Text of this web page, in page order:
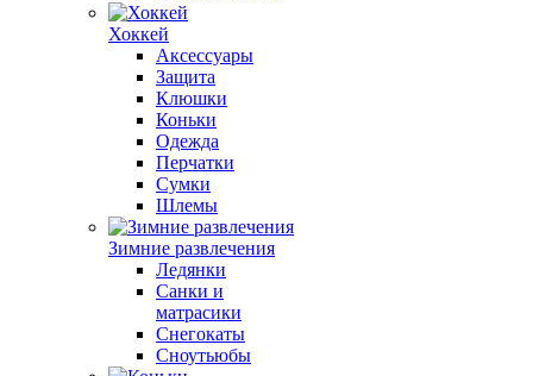
Хоккей
Аксессуары
Защита
Клюшки
Коньки
Одежда
Перчатки
Сумки
Шлемы
Зимние развлечения
Ледянки
Санки и
матрасики
Снегокаты
Сноутьюбы